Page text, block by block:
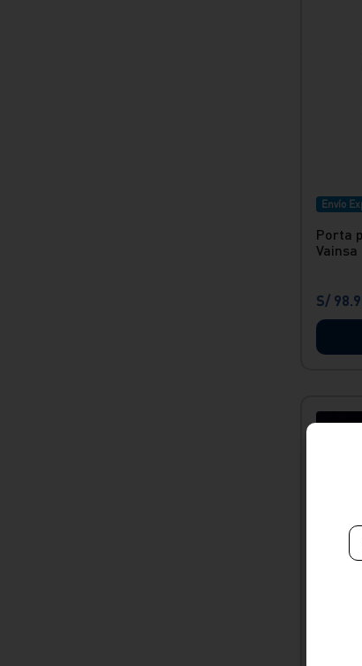
Envío
Porta
Vainsa
S/ 98.